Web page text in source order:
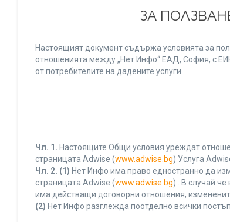
ЗА
Настоящият документ съдържа условията за
отношенията между „Нет Инфо“ ЕАД, София, с
от потребителите на дадените услуги.
Чл. 1. Настоящите Общи условия уреждат
страницата Adwise (www.adwise.bg) Услуга
Чл. 2. (1) Нет Инфо има право едностранно да
страницата Adwise (www.adwise.bg) . В случай
има действащи договорни отношения,
(2) Нет Инфо разглежда поотделно всички